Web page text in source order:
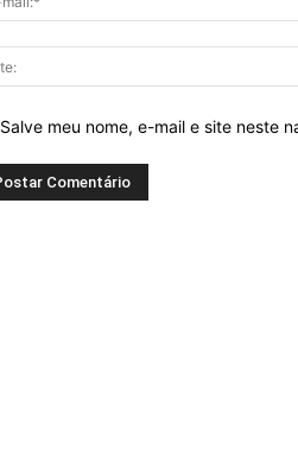
Salve meu nome, e-mail e site neste